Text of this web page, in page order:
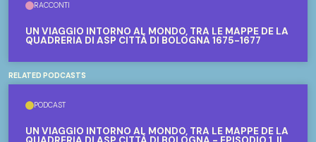
RACCONTI
UN VIAGGIO INTORNO AL MONDO, TRA LE MAPPE DE LA
QUADRERIA DI ASP CITTÀ DI BOLOGNA 1675-1677
RELATED PODCASTS
PODCAST
UN VIAGGIO INTORNO AL MONDO, TRA LE MAPPE DE LA